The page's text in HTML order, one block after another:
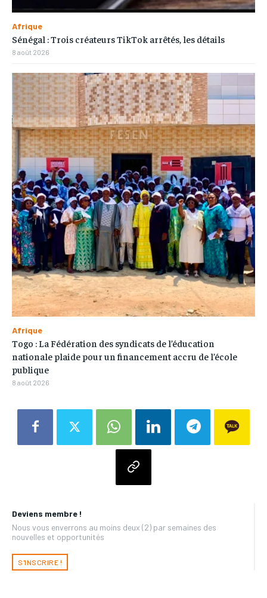
Deviens membre !
Nous vous enverrons au moins deux (2) par semaines des
nouvelles et opportunités
S'INSCRIRE !
Afrique
Sénégal : Trois créateurs TikTok arrêtés, les détails
8 août 2026
Afrique
Togo : La Fédération des syndicats de l’éducation
nationale plaide pour un financement accru de l’école
publique
8 août 2026